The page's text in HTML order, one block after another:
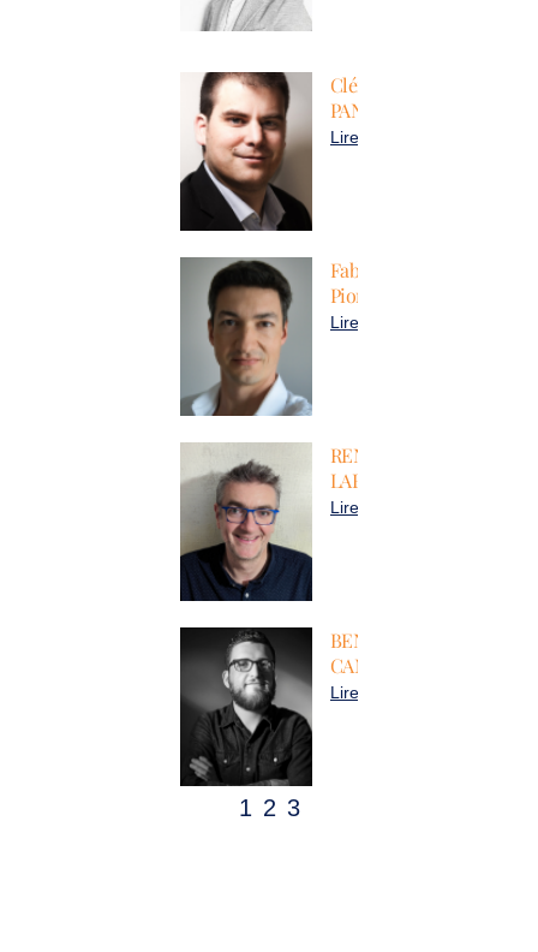
Clément
PANARD
Lire plus
Fabien
Pionneau
Lire plus
RENAUD
LABRACHERIE
Lire plus
BENOIT
CAMPION
Lire plus
1 2 3